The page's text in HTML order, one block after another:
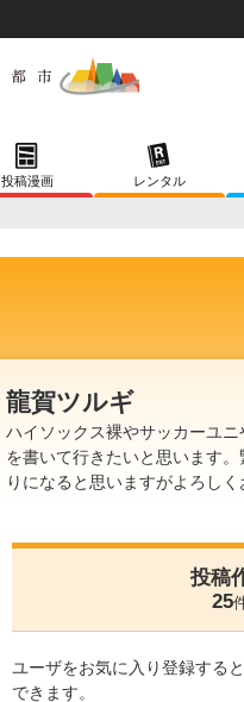
投稿漫画 レンタル
龍賀ツルギ
ハイソックス裸やサッカーユ
を書いて行きたいと思います
りになると思いますがよろしく
投稿
25
ユーザをお気に入り登録する
できます。